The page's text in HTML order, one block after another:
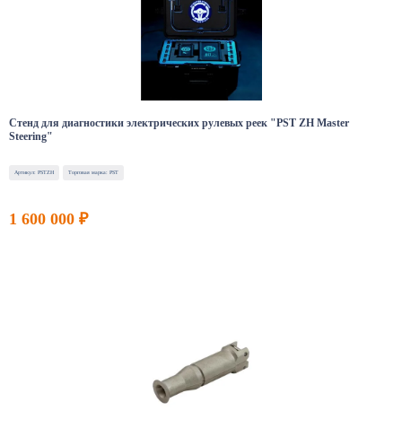
Стенд для диагностики электрических рулевых реек "PST ZH Master
Steering"
Артикул: PSTZH Торговая марка: PST
1 600 000 ₽